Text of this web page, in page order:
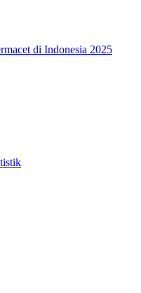
di Indonesia 2025